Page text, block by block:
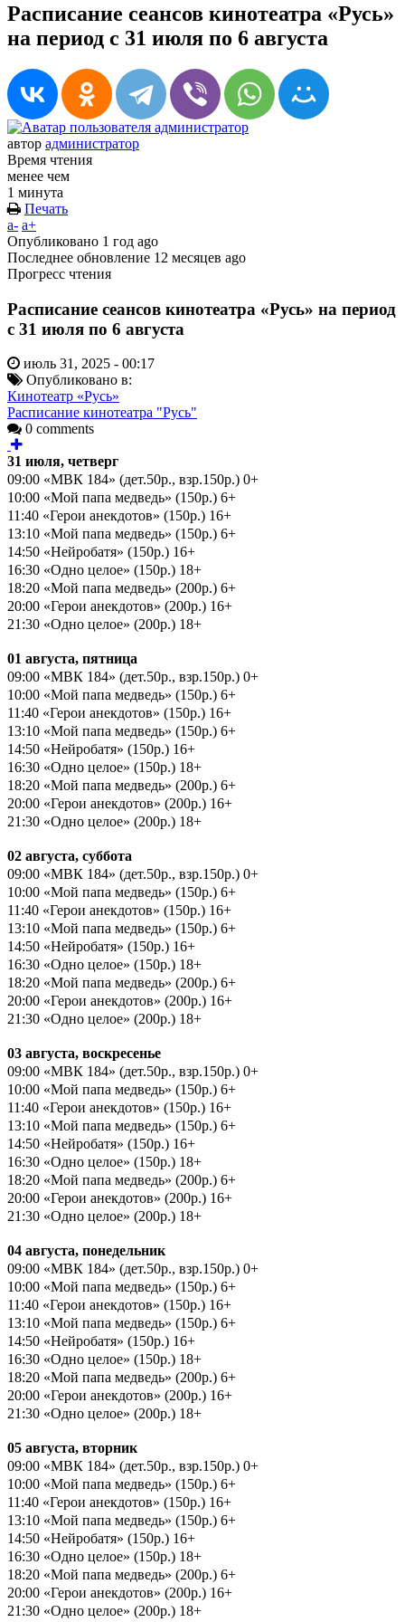
Расписание сеансов кинотеатра «Русь»
на период с 31 июля по 6 августа
автор администратор
Время чтения
менее чем
1 минута
Печать
a- a+
Опубликовано 1 год ago
Последнее обновление 12 месяцев ago
Прогресс чтения
Расписание сеансов кинотеатра «Русь» на период
с 31 июля по 6 августа
июль 31, 2025 - 00:17
Опубликовано в:
Кинотеатр «Русь»
Расписание кинотеатра "Русь"
0 comments
31 июля, четверг
09:00 «МВК 184» (дет.50р., взр.150р.) 0+
10:00 «Мой папа медведь» (150р.) 6+
11:40 «Герои анекдотов» (150р.) 16+
13:10 «Мой папа медведь» (150р.) 6+
14:50 «Нейробатя» (150р.) 16+
16:30 «Одно целое» (150р.) 18+
18:20 «Мой папа медведь» (200р.) 6+
20:00 «Герои анекдотов» (200р.) 16+
21:30 «Одно целое» (200р.) 18+
01 августа, пятница
09:00 «МВК 184» (дет.50р., взр.150р.) 0+
10:00 «Мой папа медведь» (150р.) 6+
11:40 «Герои анекдотов» (150р.) 16+
13:10 «Мой папа медведь» (150р.) 6+
14:50 «Нейробатя» (150р.) 16+
16:30 «Одно целое» (150р.) 18+
18:20 «Мой папа медведь» (200р.) 6+
20:00 «Герои анекдотов» (200р.) 16+
21:30 «Одно целое» (200р.) 18+
02 августа, суббота
09:00 «МВК 184» (дет.50р., взр.150р.) 0+
10:00 «Мой папа медведь» (150р.) 6+
11:40 «Герои анекдотов» (150р.) 16+
13:10 «Мой папа медведь» (150р.) 6+
14:50 «Нейробатя» (150р.) 16+
16:30 «Одно целое» (150р.) 18+
18:20 «Мой папа медведь» (200р.) 6+
20:00 «Герои анекдотов» (200р.) 16+
21:30 «Одно целое» (200р.) 18+
03 августа, воскресенье
09:00 «МВК 184» (дет.50р., взр.150р.) 0+
10:00 «Мой папа медведь» (150р.) 6+
11:40 «Герои анекдотов» (150р.) 16+
13:10 «Мой папа медведь» (150р.) 6+
14:50 «Нейробатя» (150р.) 16+
16:30 «Одно целое» (150р.) 18+
18:20 «Мой папа медведь» (200р.) 6+
20:00 «Герои анекдотов» (200р.) 16+
21:30 «Одно целое» (200р.) 18+
04 августа, понедельник
09:00 «МВК 184» (дет.50р., взр.150р.) 0+
10:00 «Мой папа медведь» (150р.) 6+
11:40 «Герои анекдотов» (150р.) 16+
13:10 «Мой папа медведь» (150р.) 6+
14:50 «Нейробатя» (150р.) 16+
16:30 «Одно целое» (150р.) 18+
18:20 «Мой папа медведь» (200р.) 6+
20:00 «Герои анекдотов» (200р.) 16+
21:30 «Одно целое» (200р.) 18+
05 августа, вторник
09:00 «МВК 184» (дет.50р., взр.150р.) 0+
10:00 «Мой папа медведь» (150р.) 6+
11:40 «Герои анекдотов» (150р.) 16+
13:10 «Мой папа медведь» (150р.) 6+
14:50 «Нейробатя» (150р.) 16+
16:30 «Одно целое» (150р.) 18+
18:20 «Мой папа медведь» (200р.) 6+
20:00 «Герои анекдотов» (200р.) 16+
21:30 «Одно целое» (200р.) 18+